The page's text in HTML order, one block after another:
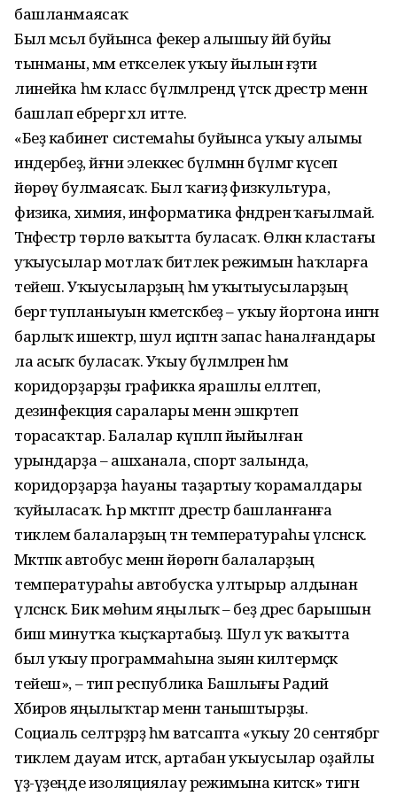
башланмаясаҡ
Был мәсьәлә буйынса фекер алышыу йәй буйы
тынманы, әммә етәкселек уҡыу йылын ғәҙәти
линейка һәм класс бүлмәләрендә үтәсәк дәрестәр менән
башлап ебәрергә хәл итте.
«Беҙ кабинет системаһы буйынса уҡыу алымы
индерәбеҙ, йәғни элеккесә бүлмәнән бүлмәгә күсеп
йөрөү булмаясаҡ. Был ҡағиҙә физкультура,
физика, химия, информатика фәндәренә ҡағылмай.
Тәнәфестәр төрлө ваҡытта буласаҡ. Өлкән кластағы
уҡыусылар мотлаҡ битлек режимын һаҡларға
тейеш. Уҡыусыларҙың һәм уҡытыусыларҙың
бергә тупланыуын кәметәсәкбеҙ – уҡыу йортона ингән
барлыҡ ишектәр, шул иҫәптән запас һаналғандары
ла асыҡ буласаҡ. Уҡыу бүлмәләрен һәм
коридорҙарҙы графикка ярашлы елләтеп,
дезинфекция саралары менән эшкәртеп
торасаҡтар. Балалар күпләп йыйылған
урындарҙа – ашханала, спорт залында,
коридорҙарҙа һауаны таҙартыу ҡорамалдары
ҡуйыласаҡ. Һәр мәктәптә дәрестәр башланғанға
тиклем балаларҙың тән температураһы үлсәнәсәк.
Мәктәпкә автобус менән йөрөгән балаларҙың
температураһы автобусҡа ултырыр алдынан
үлсәнәсәк. Бик мөһим яңылыҡ – беҙ дәрес барышын
биш минутҡа ҡыҫҡартабыҙ. Шул уҡ ваҡытта
был уҡыу программаһына зыян килтермәҫкә
тейеш», – тип республика Башлығы Радий
Хәбиров яңылыҡтар менән таныштырҙы.
Социаль селтәрҙәрҙә һәм ватсапта «уҡыу 20 сентябргә
тиклем дауам итәсәк, артабан уҡыусылар оҙайлы
үҙ-үҙеңде изоляциялау режимына китәсәк» тигән